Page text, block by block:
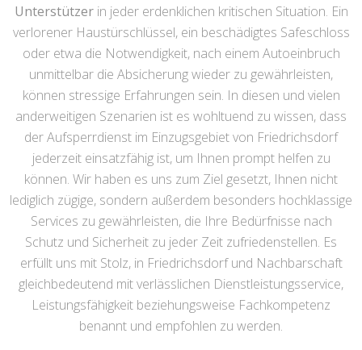
Unterstützerin jeder erdenklichen kritischen Situation. Ein
verlorener Haustürschlüssel, ein beschädigtes Safeschloss
oder etwa die Notwendigkeit, nach einem Autoeinbruch
unmittelbar die Absicherung wieder zu gewährleisten,
können stressige Erfahrungen sein. In diesen und vielen
anderweitigen Szenarien ist es wohltuend zu wissen, dass
der Aufsperrdienst im Einzugsgebiet von Friedrichsdorf
jederzeit einsatzfähig ist, um Ihnen prompt helfen zu
können. Wir haben es uns zum Ziel gesetzt, Ihnen nicht
lediglich zügige, sondern außerdem besonders hochklassige
Services zu gewährleisten, die Ihre Bedürfnisse nach
Schutz und Sicherheit zu jeder Zeit zufriedenstellen. Es
erfüllt uns mit Stolz, in Friedrichsdorf und Nachbarschaft
gleichbedeutend mit verlässlichen Dienstleistungsservice,
Leistungsfähigkeit beziehungsweise Fachkompetenz
benannt und empfohlen zu werden.